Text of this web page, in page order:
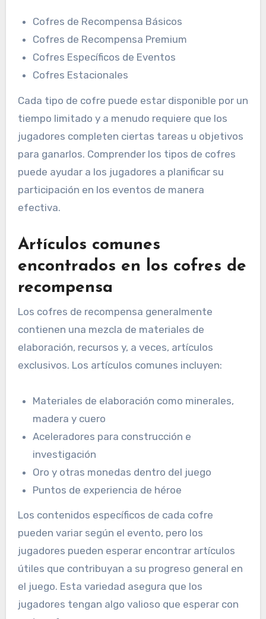
Cofres de Recompensa Básicos
Cofres de Recompensa Premium
Cofres Específicos de Eventos
Cofres Estacionales
Cada tipo de cofre puede estar disponible por un
tiempo limitado y a menudo requiere que los
jugadores completen ciertas tareas u objetivos
para ganarlos. Comprender los tipos de cofres
puede ayudar a los jugadores a planificar su
participación en los eventos de manera
efectiva.
Artículos comunes
encontrados en los cofres de
recompensa
Los cofres de recompensa generalmente
contienen una mezcla de materiales de
elaboración, recursos y, a veces, artículos
exclusivos. Los artículos comunes incluyen:
Materiales de elaboración como minerales,
madera y cuero
Aceleradores para construcción e
investigación
Oro y otras monedas dentro del juego
Puntos de experiencia de héroe
Los contenidos específicos de cada cofre
pueden variar según el evento, pero los
jugadores pueden esperar encontrar artículos
útiles que contribuyan a su progreso general en
el juego. Esta variedad asegura que los
jugadores tengan algo valioso que esperar con